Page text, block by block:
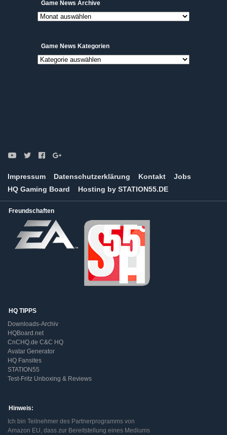
Game News ArchiveGame
News
Archive
Game News Kategorien
Game
Impressum Datenschutzerklärung Kontakt
Jobs
HQ Gaming Board
Hosting by STATION55.DE
Freundschaften
HQ TIPPS
Downloads-Archiv
HQBoard.net
CnCHQ.de C&C HQ
Avatar Generator
HQ Fansites
STATION55
Test-Fritz Unboxing & Reviews
Hinweis:
Ich bin Teilnehmer des Partnerprogramms von
Amazon EU, dass zur Bereitstellung eines Mediums